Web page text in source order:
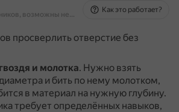
На основе источников, возможны неточности
Как это работает?
просверлить отверстие без
и молотка. Нужно взять
и бить по нему молотком,
в материал на нужную глубину.
требует определённых навыков,